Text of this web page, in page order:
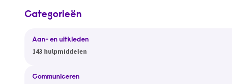
Categorieën
Aan- en uitkleden
143 hulpmiddelen
Communiceren